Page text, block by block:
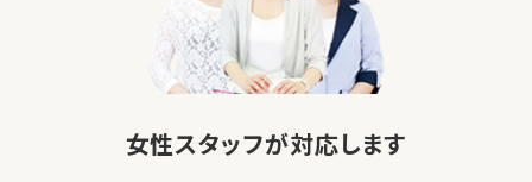
女性スタッフが対応します